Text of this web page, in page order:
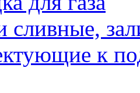
сливные,
к